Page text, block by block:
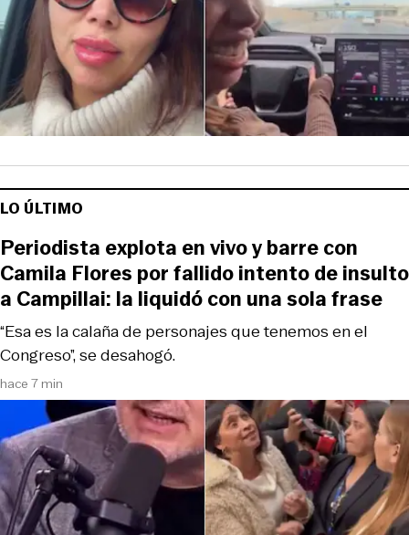
LO ÚLTIMO
hace 7 min
“Esa es la calaña de personajes que tenemos en el
Congreso”, se desahogó.
Periodista explota en vivo y barre con
Camila Flores por fallido intento de insulto
a Campillai: la liquidó con una sola frase